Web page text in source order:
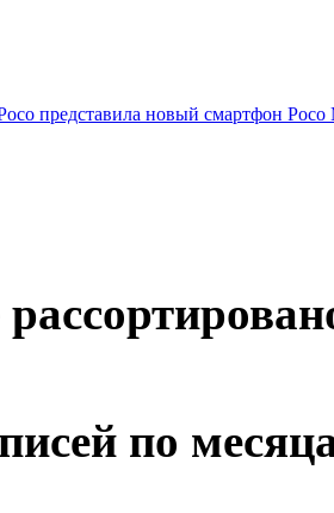
представила новый смартфон
по